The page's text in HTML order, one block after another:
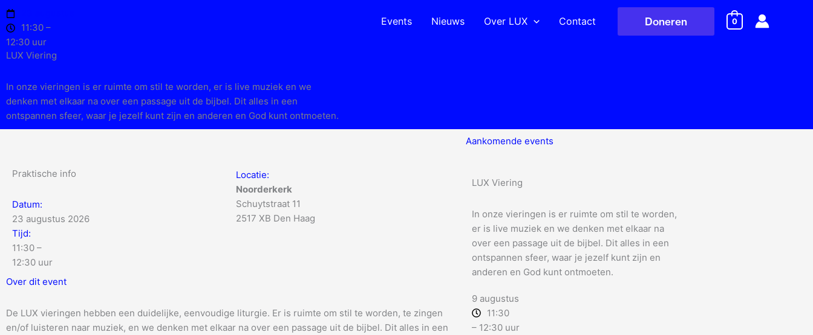
Ga
naar
de
inhoud
Events Nieuws Over LUX Contact Doneren 0
11:30 –
12:30 uur
LUX Viering
In onze vieringen is er ruimte om stil te worden, er is live muziek en we
denken met elkaar na over een passage uit de bijbel. Dit alles in een
ontspannen sfeer, waar je jezelf kunt zijn en anderen en God kunt ontmoeten.
Praktische info
Datum:
23 augustus 2026
Tijd:
11:30 –
12:30 uur
Locatie:
Noorderkerk
Schuytstraat 11
2517 XB Den Haag
Over dit event
De LUX vieringen hebben een duidelijke, eenvoudige liturgie. Er is ruimte om stil te worden, te zingen
en/of luisteren naar muziek, en we denken met elkaar na over een passage uit de bijbel. Dit alles in een
Aankomende events
LUX Viering
In onze vieringen is er ruimte om stil te worden,
er is live muziek en we denken met elkaar na
over een passage uit de bijbel. Dit alles in een
ontspannen sfeer, waar je jezelf kunt zijn en
anderen en God kunt ontmoeten.
9 augustus
11:30
– 12:30 uur